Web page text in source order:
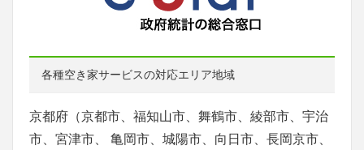
各種空き家サービスの対応エリア地域
京都府（京都市、福知山市、舞鶴市、綾部市、宇治
市、宮津市、 亀岡市、城陽市、向日市、長岡京市、